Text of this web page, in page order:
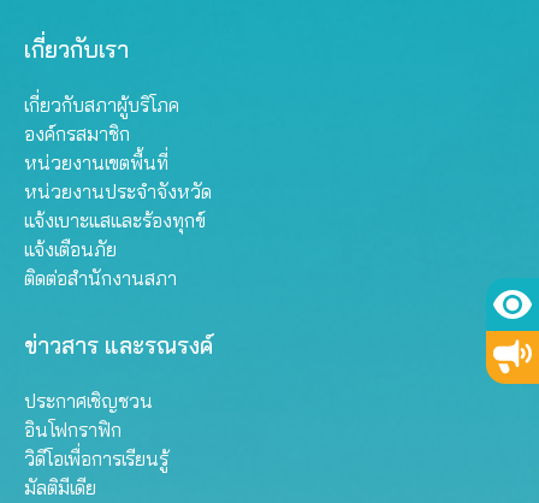
เกี่ยวกับเรา
เกี่ยวกับสภาผู้บริโภค
องค์กรสมาชิก
หน่วยงานเขตพื้นที่
หน่วยงานประจำจังหวัด
แจ้งเบาะแสและร้องทุกข์
แจ้งเตือนภัย
ติดต่อสำนักงานสภา
ข่าวสาร และรณรงค์
ประกาศเชิญชวน
อินโฟกราฟิก
วิดีโอเพื่อการเรียนรู้
มัลติมีเดีย